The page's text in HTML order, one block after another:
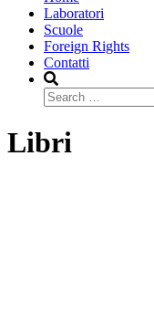
Laboratori
Scuole
Foreign Rights
Contatti
Search
Libri